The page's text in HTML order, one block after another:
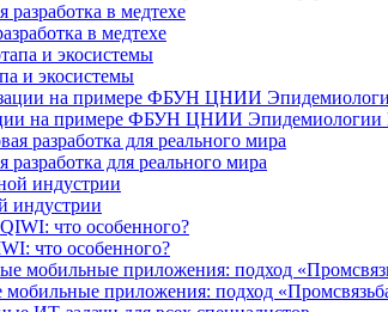
в медтехе
и экосистемы
на примере ФБУН ЦНИИ Эпидемиологии
для реального мира
индустрии
что особенного?
приложения: подход